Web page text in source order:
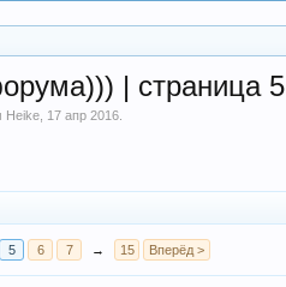
| страница 5
Heike 17 апр 2016
5 6 7 → 15 Вперёд >